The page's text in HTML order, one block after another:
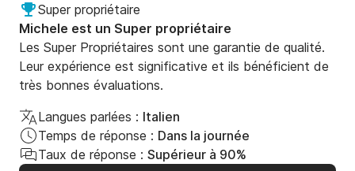
Super propriétaire
Michele est un Super propriétaire
Les Super Propriétaires sont une garantie de qualité.
Leur expérience est significative et ils bénéficient de
très bonnes évaluations.
Langues parlées : Italien
Temps de réponse : Dans la journée
Taux de réponse : Supérieur à 90%